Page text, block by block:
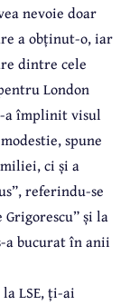
nevoie doar
a obținut-o, iar
dintre cele
London
a împlinit visul
spune
ci și a
”, referindu-se
Grigorescu”și la
a bucurat în anii
LSE, ți-ai